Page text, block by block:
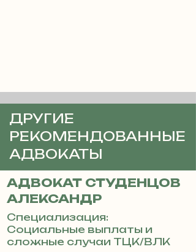
ДРУГИЕ
РЕКОМЕНДОВАННЫЕ
АДВОКАТЫ
АДВОКАТ СТУДЕНЦОВ
АЛЕКСАНДР
Специализация:
Социальные выплаты и
сложные случаи ТЦК/ВЛК